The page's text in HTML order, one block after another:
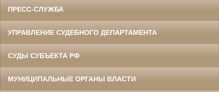
ПРЕСС-СЛУЖБА
УПРАВЛЕНИЕ СУДЕБНОГО ДЕПАРТАМЕНТА
СУДЫ СУБЪЕКТА РФ
МУНИЦИПАЛЬНЫЕ ОРГАНЫ ВЛАСТИ